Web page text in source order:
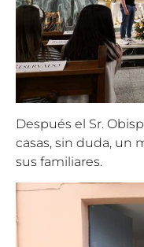
Después el Sr.
casas, sin duda, un
sus familiares.